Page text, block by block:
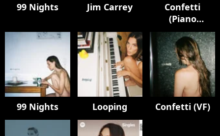
99 Nights Jim Carrey
Confetti
(Piano
Version)
99 Nights Looping Confetti (VF)